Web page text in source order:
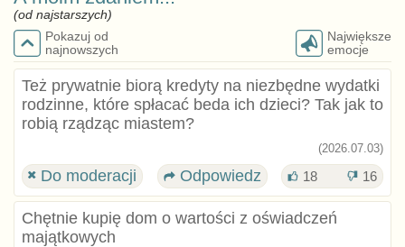
(od najstarszych)
Pokazuj od
najnowszych
Największe
emocje
Też prywatnie biorą kredyty na niezbędne wydatki
rodzinne, które spłacać beda ich dzieci? Tak jak to
robią rządząc miastem?
(2026.07.03)
Do moderacji Odpowiedz 18 16
Chętnie kupię dom o wartości z oświadczeń
majątkowych